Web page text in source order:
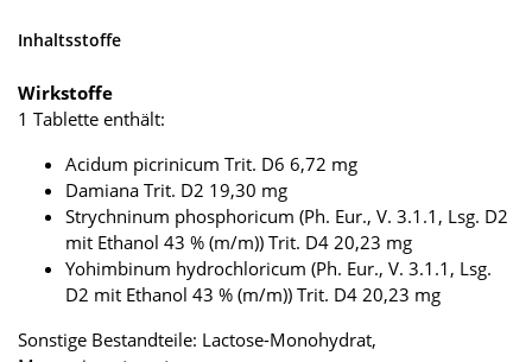
Inhaltsstoffe
Wirkstoffe
1 Tablette enthält:
Acidum picrinicum Trit. D6 6,72 mg
Damiana Trit. D2 19,30 mg
Strychninum phosphoricum (Ph. Eur., V. 3.1.1, Lsg. D2
mit Ethanol 43 % (m/m)) Trit. D4 20,23 mg
Yohimbinum hydrochloricum (Ph. Eur., V. 3.1.1, Lsg.
D2 mit Ethanol 43 % (m/m)) Trit. D4 20,23 mg
Sonstige Bestandteile: Lactose-Monohydrat,